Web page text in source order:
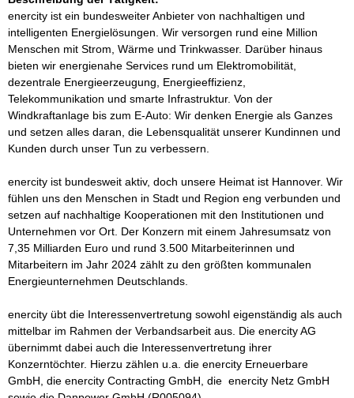
enercity ist ein bundesweiter Anbieter von nachhaltigen und
intelligenten Energielösungen. Wir versorgen rund eine Million
Menschen mit Strom, Wärme und Trinkwasser. Darüber hinaus
bieten wir energienahe Services rund um Elektromobilität,
dezentrale Energieerzeugung, Energieeffizienz,
Telekommunikation und smarte Infrastruktur. Von der
Windkraftanlage bis zum E-Auto: Wir denken Energie als Ganzes
und setzen alles daran, die Lebensqualität unserer Kundinnen und
Kunden durch unser Tun zu verbessern.
enercity ist bundesweit aktiv, doch unsere Heimat ist Hannover. Wir
fühlen uns den Menschen in Stadt und Region eng verbunden und
setzen auf nachhaltige Kooperationen mit den Institutionen und
Unternehmen vor Ort. Der Konzern mit einem Jahresumsatz von
7,35 Milliarden Euro und rund 3.500 Mitarbeiterinnen und
Mitarbeitern im Jahr 2024 zählt zu den größten kommunalen
Energieunternehmen Deutschlands.
enercity übt die Interessenvertretung sowohl eigenständig als auch
mittelbar im Rahmen der Verbandsarbeit aus. Die enercity AG
übernimmt dabei auch die Interessenvertretung ihrer
Konzerntöchter. Hierzu zählen u.a. die enercity Erneuerbare
GmbH, die enercity Contracting GmbH, die  enercity Netz GmbH